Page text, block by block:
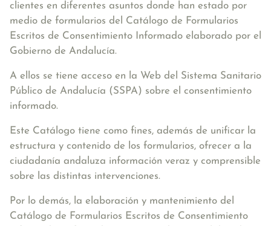
clientes en diferentes asuntos donde han estado por
medio de formularios del Catálogo de Formularios
Escritos de Consentimiento Informado elaborado por el
Gobierno de Andalucía.
A ellos se tiene acceso en la Web del Sistema Sanitario
Público de Andalucía (SSPA) sobre el consentimiento
informado.
Este Catálogo tiene como fines, además de unificar la
estructura y contenido de los formularios, ofrecer a la
ciudadanía andaluza información veraz y comprensible
sobre las distintas intervenciones.
Por lo demás, la elaboración y mantenimiento del
Catálogo de Formularios Escritos de Consentimiento